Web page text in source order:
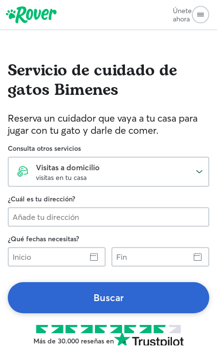
Únete
ahora
Servicio de cuidado de
gatos Bimenes
Reserva un cuidador que vaya a tu casa para
jugar con tu gato y darle de comer.
Consulta otros servicios
Visitas a domicilio
visitas en tu casa
¿Cuál es tu dirección?
¿Qué fechas necesitas?
Inicio
Fin
Buscar
Más de 30.000 reseñas en